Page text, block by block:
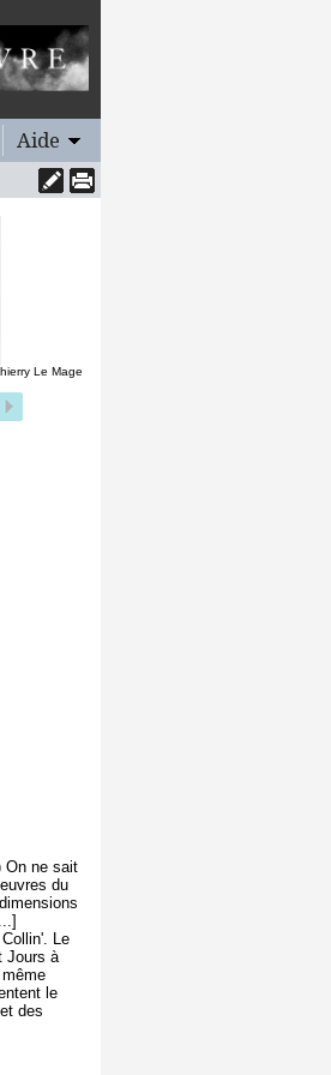
Aide
Le Mage
On ne sait
du
Le
Jours à
le
des